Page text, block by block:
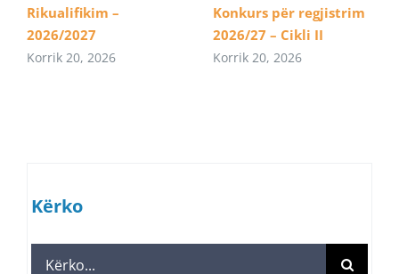
Rikualifikim –
2026/2027
Korrik 20, 2026
Konkurs për regjistrim
2026/27 – Cikli II
Korrik 20, 2026
Kërko
Search